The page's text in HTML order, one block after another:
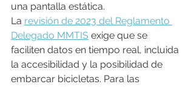
una pantalla estática.
La revisión de 2023 del Reglamento
Delegado MMTIS exige que se
faciliten datos en tiempo real, incluida
la accesibilidad y la posibilidad de
embarcar bicicletas. Para las